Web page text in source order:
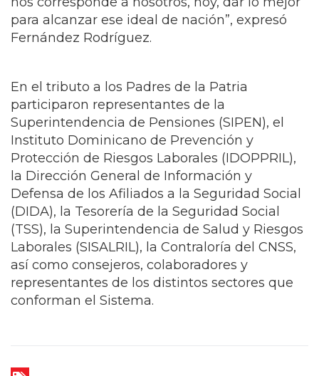
para alcanzar ese ideal de nación”, expresó
Fernández Rodríguez.
En el tributo a los Padres de la Patria
participaron representantes de la
Superintendencia de Pensiones (SIPEN), el
Instituto Dominicano de Prevención y
Protección de Riesgos Laborales (IDOPPRIL),
la Dirección General de Información y
Defensa de los Afiliados a la Seguridad Social
(DIDA), la Tesorería de la Seguridad Social
(TSS), la Superintendencia de Salud y Riesgos
Laborales (SISALRIL), la Contraloría del CNSS,
así como consejeros, colaboradores y
representantes de los distintos sectores que
conforman el Sistema.